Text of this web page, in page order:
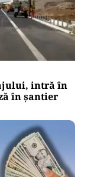
intră în
în șantier